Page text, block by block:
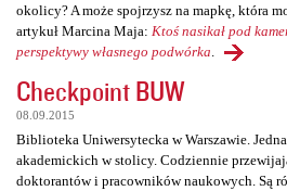
okolicy? A może spojrzysz na mapkę, która
artykuł Marcina Maja: Ktoś nasikał pod
perspektywy własnego podwórka
Checkpoint BUW
08.09.2015
Biblioteka Uniwersytecka w Warszawie.
akademickich w stolicy. Codziennie
doktorantów i pracowników naukowych. Są